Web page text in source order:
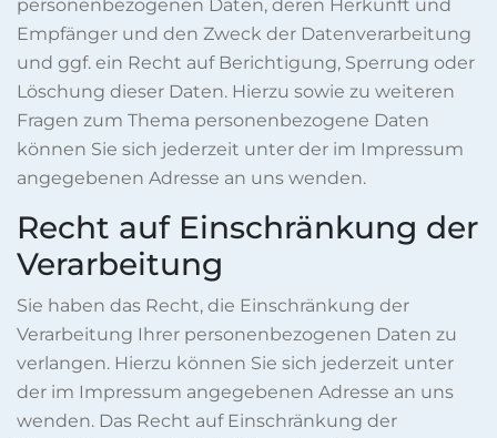
personenbezogenen Daten, deren Herkunft und
Empfänger und den Zweck der Datenverarbeitung
und ggf. ein Recht auf Berichtigung, Sperrung oder
Löschung dieser Daten. Hierzu sowie zu weiteren
Fragen zum Thema personenbezogene Daten
können Sie sich jederzeit unter der im Impressum
angegebenen Adresse an uns wenden.
Recht auf Einschränkung der
Verarbeitung
Sie haben das Recht, die Einschränkung der
Verarbeitung Ihrer personenbezogenen Daten zu
verlangen. Hierzu können Sie sich jederzeit unter
der im Impressum angegebenen Adresse an uns
wenden. Das Recht auf Einschränkung der